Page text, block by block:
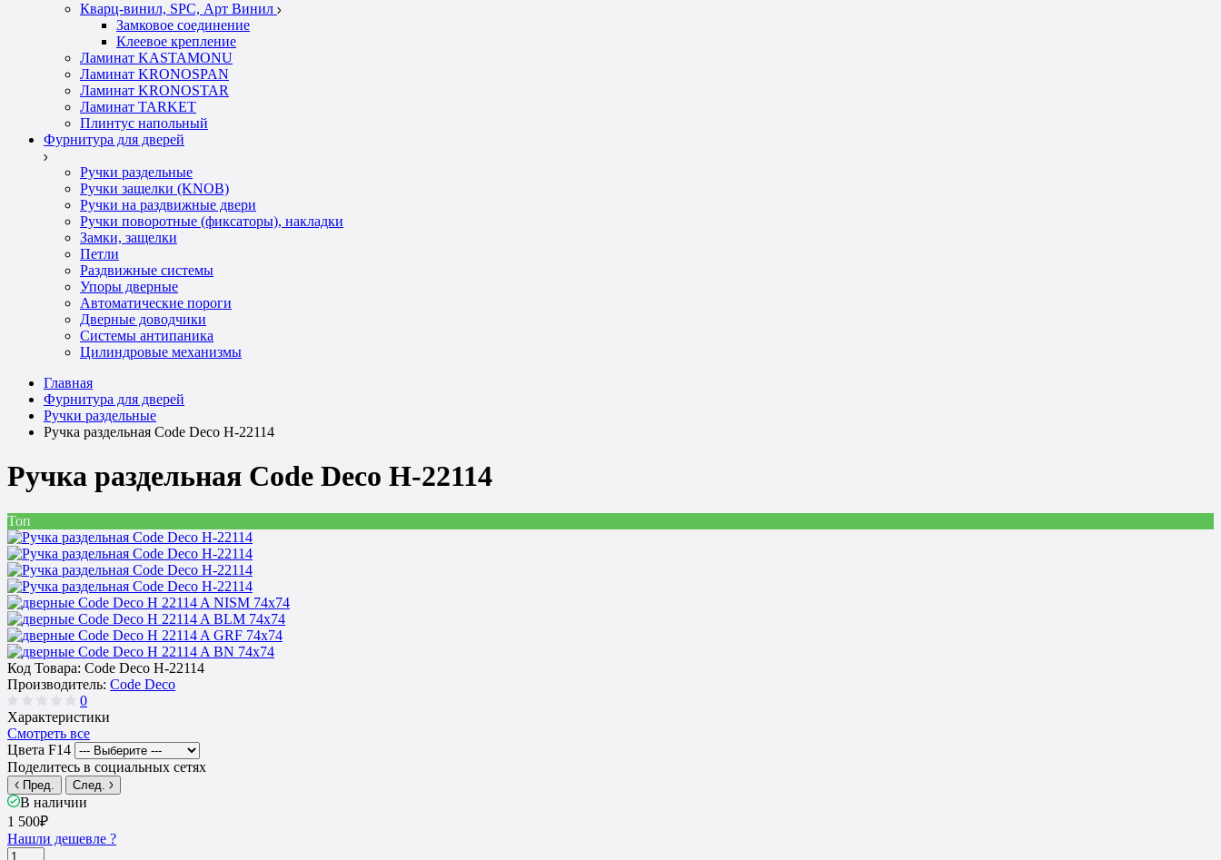
Кварц-винил, SPC, Арт Винил
Замковое соединение
Клеевое крепление
Ламинат KASTAMONU
Ламинат KRONOSPAN
Ламинат KRONOSTAR
Ламинат TARKET
Плинтус напольный
Фурнитура для дверей
Ручки раздельные
Ручки защелки (KNOB)
Ручки на раздвижные двери
Ручки поворотные (фиксаторы), накладки
Замки, защелки
Петли
Раздвижные системы
Упоры дверные
Автоматические пороги
Дверные доводчики
Системы антипаника
Цилиндровые механизмы
Главная
Фурнитура для дверей
Ручки раздельные
Ручка раздельная Code Deco H-22114
Ручка раздельная Code Deco H-22114
Топ
Код Товара: Code Deco H-22114
Производитель: Code Deco
0
Характеристики
Смотреть все
Цвета F14
Поделитесь в социальных сетях
Пред. След.
В наличии
1 500₽
Нашли дешевле ?